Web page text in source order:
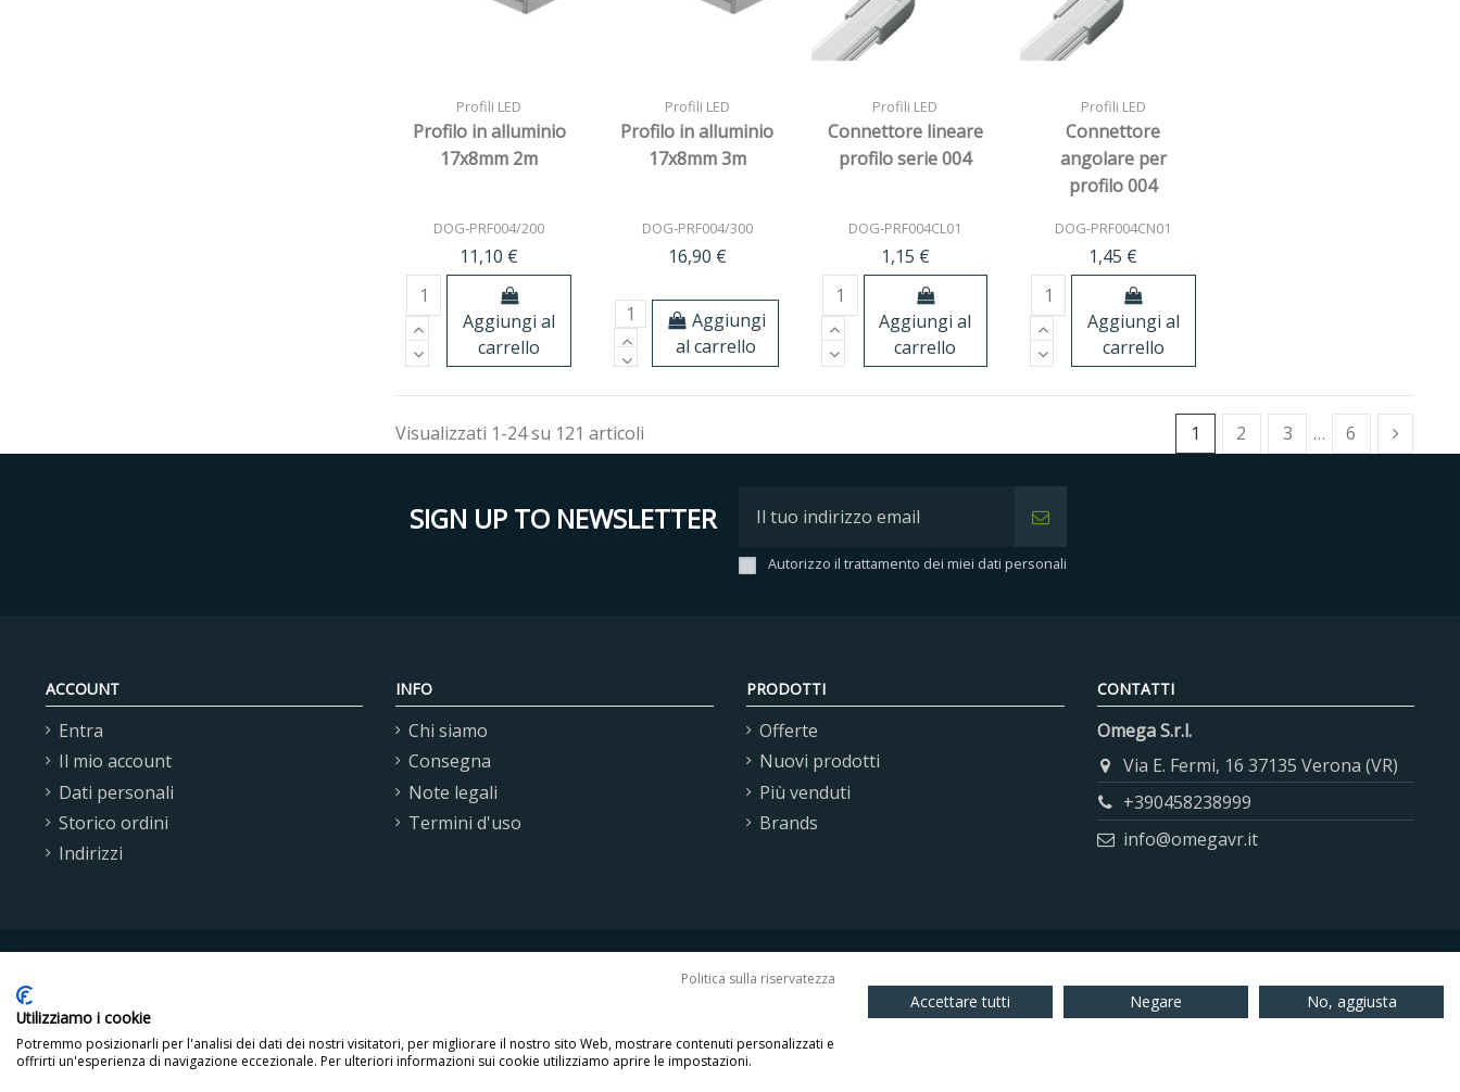
Profili LED
Profilo in alluminio
17x8mm 2m
DOG-PRF004/200
11,10 €
Aggiungi al
carrello
Profili LED
Profilo in alluminio
17x8mm 3m
DOG-PRF004/300
16,90 €
Aggiungi
al carrello
Profili LED
Connettore lineare
profilo serie 004
DOG-PRF004CL01
1,15 €
Aggiungi al
carrello
Profili LED
Connettore
angolare per
profilo 004
DOG-PRF004CN01
1,45 €
Aggiungi al
carrello
Visualizzati 1-24 su 121 articoli 1 2 3 … 6
SIGN UP TO NEWSLETTER
Autorizzo il trattamento dei miei dati personali
ACCOUNT
Entra
Il mio account
Dati personali
Storico ordini
Indirizzi
INFO
Chi siamo
Consegna
Note legali
Termini d'uso
PRODOTTI
Offerte
Nuovi prodotti
Più venduti
Brands
CONTATTI
Omega S.r.l.
Via E. Fermi, 16 37135 Verona (VR)
+390458238999
info@omegavr.it
Politica sulla riservatezza
Utilizziamo i cookie
Potremmo posizionarli per l'analisi dei dati dei nostri visitatori, per migliorare il nostro sito Web, mostrare contenuti personalizzati e
offrirti un'esperienza di navigazione eccezionale. Per ulteriori informazioni sui cookie utilizziamo aprire le impostazioni.
Accettare tutti Negare No, aggiusta